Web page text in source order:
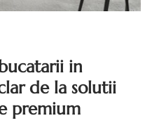
in
de la solutii
premium